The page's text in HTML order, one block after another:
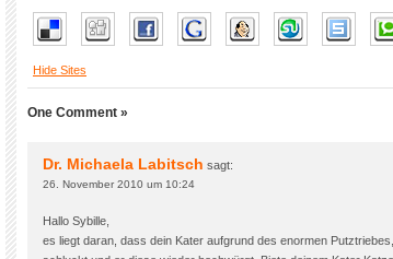
Hide Sites
One Comment »
Dr. Michaela Labitsch sagt:
26. November 2010 um 10:24
Hallo Sybille,
es liegt daran, dass dein Kater aufgrund des enormen